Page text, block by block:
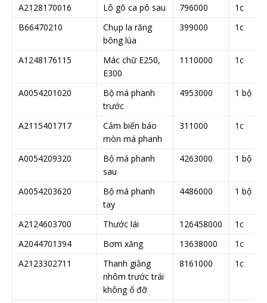
A2128170016 Lô gô ca pô sau 796000
1c
B66470210
Chụp la răng
bông lúa
399000 1c
A1248176115
Mác chữ E250,
E300
1110000 1c
A0054201020
Bộ má phanh
trước
4953000 1 bộ
A2115401717
Cảm biến báo
mòn má phanh
311000 1c
A0054209320
Bộ má phanh
sau
4263000 1 bộ
A0054203620
Bộ má phanh
tay
4486000 1 bộ
A2124603700 Thước lái 126458000
1c
A2044701394
Bơm xăng 13638000
1c
A2123302711
Thanh giằng
nhôm trước trái
không ổ đỡ
8161000 1c